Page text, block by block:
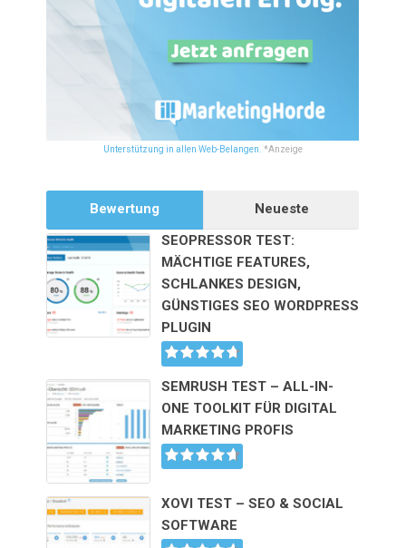
Unterstützung in allen Web-Belangen. *Anzeige
Bewertung
Neueste
SEOPRESSOR TEST:
MÄCHTIGE FEATURES,
SCHLANKES DESIGN,
GÜNSTIGES SEO WORDPRESS
PLUGIN
SEMRUSH TEST – ALL-IN-
ONE TOOLKIT FÜR DIGITAL
MARKETING PROFIS
XOVI TEST – SEO & SOCIAL
SOFTWARE